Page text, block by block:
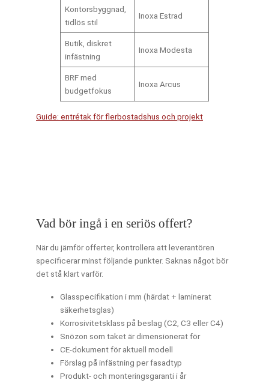
Kontorsbyggnad,
tidlös stil
Inoxa Estrad
Butik, diskret
infästning
Inoxa Modesta
BRF med
budgetfokus
Inoxa Arcus
Guide: entrétak för flerbostadshus och projekt
Vad bör ingå i en seriös offert?
När du jämför offerter, kontrollera att leverantören
specificerar minst följande punkter. Saknas något bör
det stå klart varför.
Glasspecifikation i mm (härdat + laminerat
säkerhetsglas)
Korrosivitetsklass på beslag (C2, C3 eller C4)
Snözon som taket är dimensionerat för
CE-dokument för aktuell modell
Förslag på infästning per fasadtyp
Produkt- och monteringsgaranti i år